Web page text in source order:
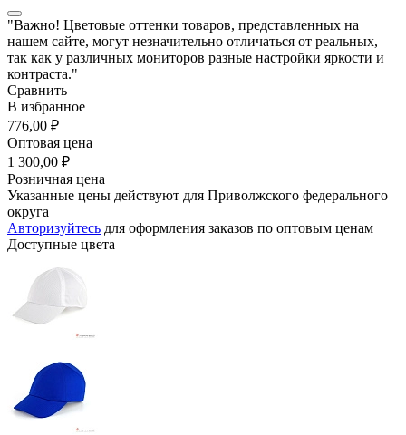
"Важно! Цветовые оттенки товаров, представленных на
нашем сайте, могут незначительно отличаться от реальных,
так как у различных мониторов разные настройки яркости и
контраста."
Сравнить
В избранное
776,00 ₽
Оптовая цена
1 300,00 ₽
Розничная цена
Указанные цены действуют для Приволжского федерального
округа
Авторизуйтесь для оформления заказов по оптовым ценам
Доступные цвета